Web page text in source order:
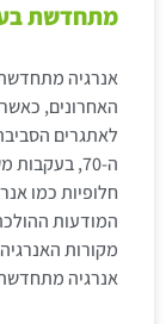
מתחדשת
אנרגיה
האחרונים,
לאתגרים
ה-70,
חלופיות כמו
המודעות
מקורות
אנרגיה